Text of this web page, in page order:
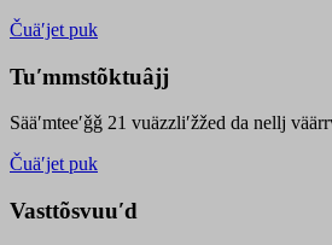
Čuäʹjet puk
Tuʹmmstõktuâjj
Sääʹmteeʹǧǧ 21 vuäzzliʹžžed da nellj
Čuäʹjet puk
Vasttõsvuuʹd